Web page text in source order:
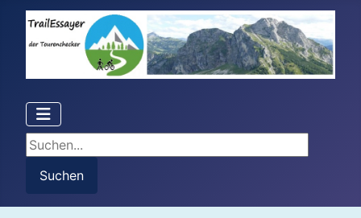
Suchen...
Suchen